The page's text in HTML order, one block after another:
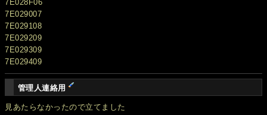
7E028F06
7E029007
7E029108
7E029209
7E029309
7E029409
管理人連絡用
見あたらなかったので立てました